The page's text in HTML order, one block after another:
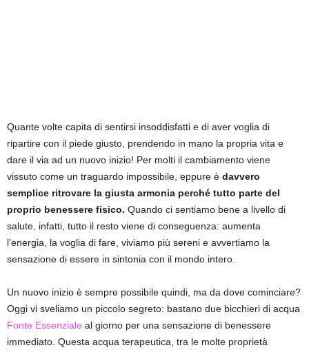
Quante volte capita di sentirsi insoddisfatti e di aver voglia di
ripartire con il piede giusto, prendendo in mano la propria vita e
dare il via ad un nuovo inizio! Per molti il cambiamento viene
vissuto come un traguardo impossibile, eppure è davvero
semplice ritrovare la giusta armonia perché tutto parte del
proprio benessere fisico. Quando ci sentiamo bene a livello di
salute, infatti, tutto il resto viene di conseguenza: aumenta
l’energia, la voglia di fare, viviamo più sereni e avvertiamo la
sensazione di essere in sintonia con il mondo intero.
Un nuovo inizio è sempre possibile quindi, ma da dove cominciare?
Oggi vi sveliamo un piccolo segreto: bastano due bicchieri di acqua
Fonte Essenziale al giorno per una sensazione di benessere
immediato. Questa acqua terapeutica, tra le molte proprietà